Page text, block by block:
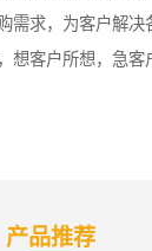
需求，为客户解决
想客户所想，急客
产品推荐